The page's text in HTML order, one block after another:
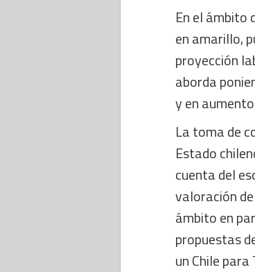
En el ámbito
en amarillo,
proyección
aborda
y en
La toma de
Estado
cuenta del
valoración
ámbito en
propuestas
un Chile para